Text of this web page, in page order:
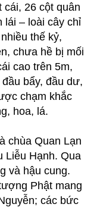
cái, 26 cột quân
lái – loài cây chỉ
thế kỷ,
chưa hề bị mối
cao trên 5m,
bẩy, đầu dư,
chạm khắc
hoa, lá.
chùa Quan Lạn
Liễu Hạnh. Qua
và hậu cung.
Phật mang
các bức